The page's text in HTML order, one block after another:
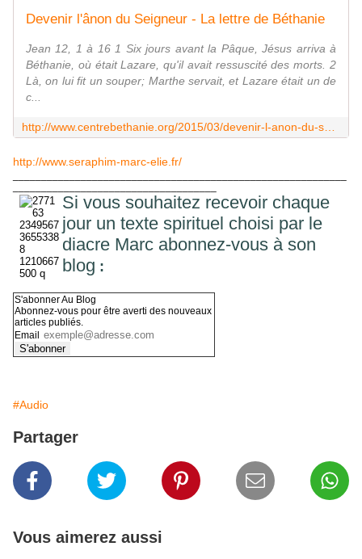
Devenir l'ânon du Seigneur - La lettre de Béthanie
Jean 12, 1 à 16 1 Six jours avant la Pâque, Jésus arriva à
Béthanie, où était Lazare, qu'il avait ressuscité des morts. 2
Là, on lui fit un souper; Marthe servait, et Lazare était un de
c...
http://www.seraphim-marc-elie.fr/
Si vous souhaitez recevoir chaque
jour un texte spirituel choisi par le
diacre Marc abonnez-vous à son
blog :
S'abonner Au Blog
Abonnez-vous pour être averti des nouveaux
articles publiés.
Email
#Audio
Partager
Vous aimerez aussi